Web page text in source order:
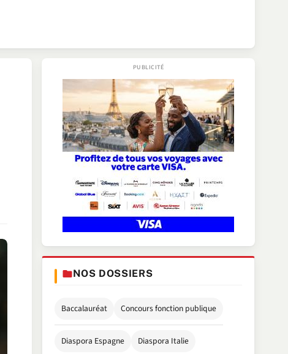
NOS DOSSIERS
Baccalauréat Concours fonction publique
Diaspora Espagne Diaspora Italie